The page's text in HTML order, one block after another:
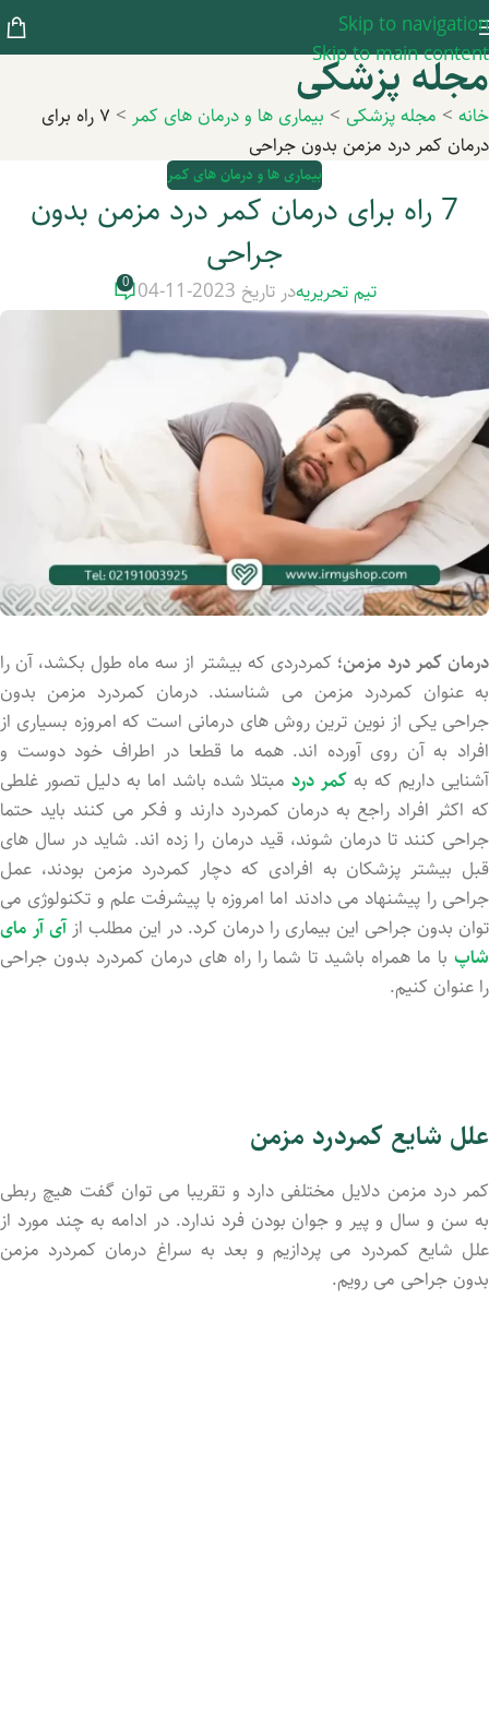
Skip to navigation
Skip to main content
مجله پزشکی
خانه > مجله پزشکی > بیماری ها و درمان های کمر >
۷ راه برای
درمان کمر درد مزمن بدون جراحی
بیماری ها و درمان های کمر
7 راه برای درمان کمر درد مزمن بدون
جراحی
تیم تحریریهدر تاریخ 2023-11-04 0
درمان کمر درد مزمن؛ کمردردی که بیشتر از سه ماه طول بکشد، آن را
به عنوان کمردرد مزمن می شناسند. درمان کمردرد مزمن بدون
جراحی یکی از نوین ترین روش های درمانی است که امروزه بسیاری از
افراد به آن روی آورده اند. همه ما قطعا در اطراف خود دوست و
آشنایی داریم که به کمر دردمبتلا شده باشد اما به دلیل تصور غلطی
که اکثر افراد راجع به درمان کمردرد دارند و فکر می کنند باید حتما
جراحی کنند تا درمان شوند، قید درمان را زده اند. شاید در سال های
قبل بیشتر پزشکان به افرادی که دچار کمردرد مزمن بودند، عمل
جراحی را پیشنهاد می دادند اما امروزه با پیشرفت علم و تکنولوژی می
توان بدون جراحی این بیماری را درمان کرد. در این مطلب از آی آر مای
شاپ با ما همراه باشید تا شما را راه های درمان کمردرد بدون جراحی
را عنوان کنیم.
علل شایع کمردرد مزمن
کمر درد مزمن دلایل مختلفی دارد و تقریبا می توان گفت هیچ ربطی
به سن و سال و پیر و جوان بودن فرد ندارد. در ادامه به چند مورد از
علل شایع کمردرد می پردازیم و بعد به سراغ درمان کمردرد مزمن
بدون جراحی می رویم.